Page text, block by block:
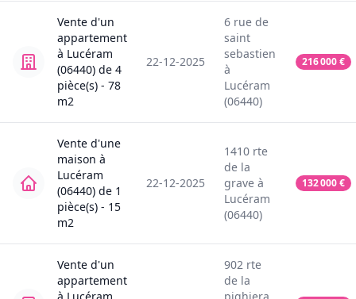
Vente d'un
appartement
à Lucéram
(06440) de 4
pièce(s) - 78
m2
22-12-2025
6 rue de
saint
sebastien
à
Lucéram
(06440)
216 000€
Vente d'une
maison à
Lucéram
(06440) de 1
pièce(s) - 15
m2
22-12-2025
1410 rte
de la
grave à
Lucéram
(06440)
132 000€
Vente d'un
appartement
902 rte
de la